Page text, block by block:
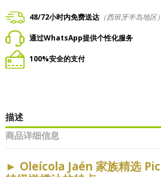
48/72小时内免费送达 （西班牙半岛地区）
通过WhatsApp提供个性化服务
100%安全的支付
描述
商品详细信息
► Oleícola Jaén 家族精选